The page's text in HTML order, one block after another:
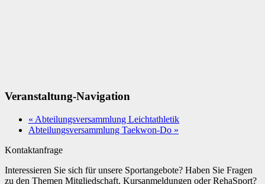
Veranstaltung-Navigation
« Abteilungsversammlung Leichtathletik
Abteilungsversammlung Taekwon-Do »
Kontaktanfrage
Interessieren Sie sich für unsere Sportangebote? Haben Sie Fragen
zu den Themen Mitgliedschaft, Kursanmeldungen oder RehaSport?